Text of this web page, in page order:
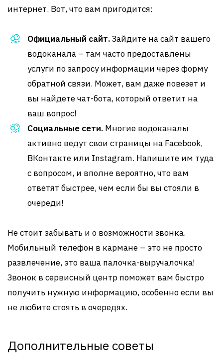
интернет. Вот, что вам пригодится:
Официальный сайт.Зайдите на сайт вашего
водоканала – там часто предоставлены
услуги по запросу информации через форму
обратной связи. Может, вам даже повезет и
вы найдете чат-бота, который ответит на
ваш вопрос!
Социальные сети. Многие водоканалы
активно ведут свои страницы на Facebook,
ВКонтакте или Instagram. Напишите им туда
с вопросом, и вполне вероятно, что вам
ответят быстрее, чем если бы вы стояли в
очереди!
Не стоит забывать и о возможности звонка.
Мобильный телефон в кармане – это не просто
развлечение, это ваша палочка-выручалочка!
Звонок в сервисный центр поможет вам быстро
получить нужную информацию, особенно если вы
не любите стоять в очередях.
Дополнительные советы